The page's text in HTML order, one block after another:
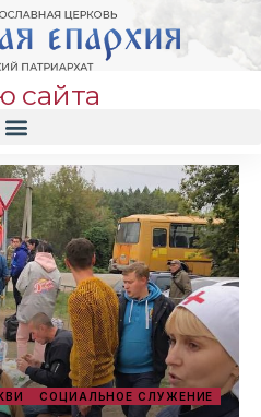
сайта
СОЦИАЛЬНОЕ СЛУЖЕНИЕ